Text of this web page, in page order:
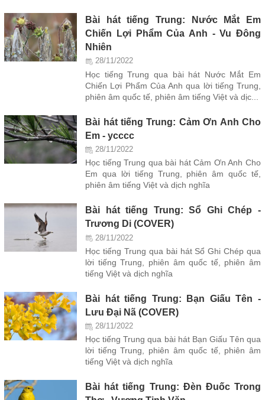
Bài hát tiếng Trung: Nước Mắt Em
Chiến Lợi Phẩm Của Anh - Vu Đông
Nhiên
28/11/2022
Học tiếng Trung qua bài hát Nước Mắt Em
Chiến Lợi Phẩm Của Anh qua lời tiếng Trung,
phiên âm quốc tế, phiên âm tiếng Việt và dịc...
Bài hát tiếng Trung: Cảm Ơn Anh Cho
Em - ycccc
28/11/2022
Học tiếng Trung qua bài hát Cảm Ơn Anh Cho
Em qua lời tiếng Trung, phiên âm quốc tế,
phiên âm tiếng Việt và dịch nghĩa
Bài hát tiếng Trung: Sổ Ghi Chép -
Trương Di (COVER)
28/11/2022
Học tiếng Trung qua bài hát Sổ Ghi Chép qua
lời tiếng Trung, phiên âm quốc tế, phiên âm
tiếng Việt và dịch nghĩa
Bài hát tiếng Trung: Bạn Giấu Tên -
Lưu Đại Nã (COVER)
28/11/2022
Học tiếng Trung qua bài hát Bạn Giấu Tên qua
lời tiếng Trung, phiên âm quốc tế, phiên âm
tiếng Việt và dịch nghĩa
Bài hát tiếng Trung: Đèn Đuốc Trong